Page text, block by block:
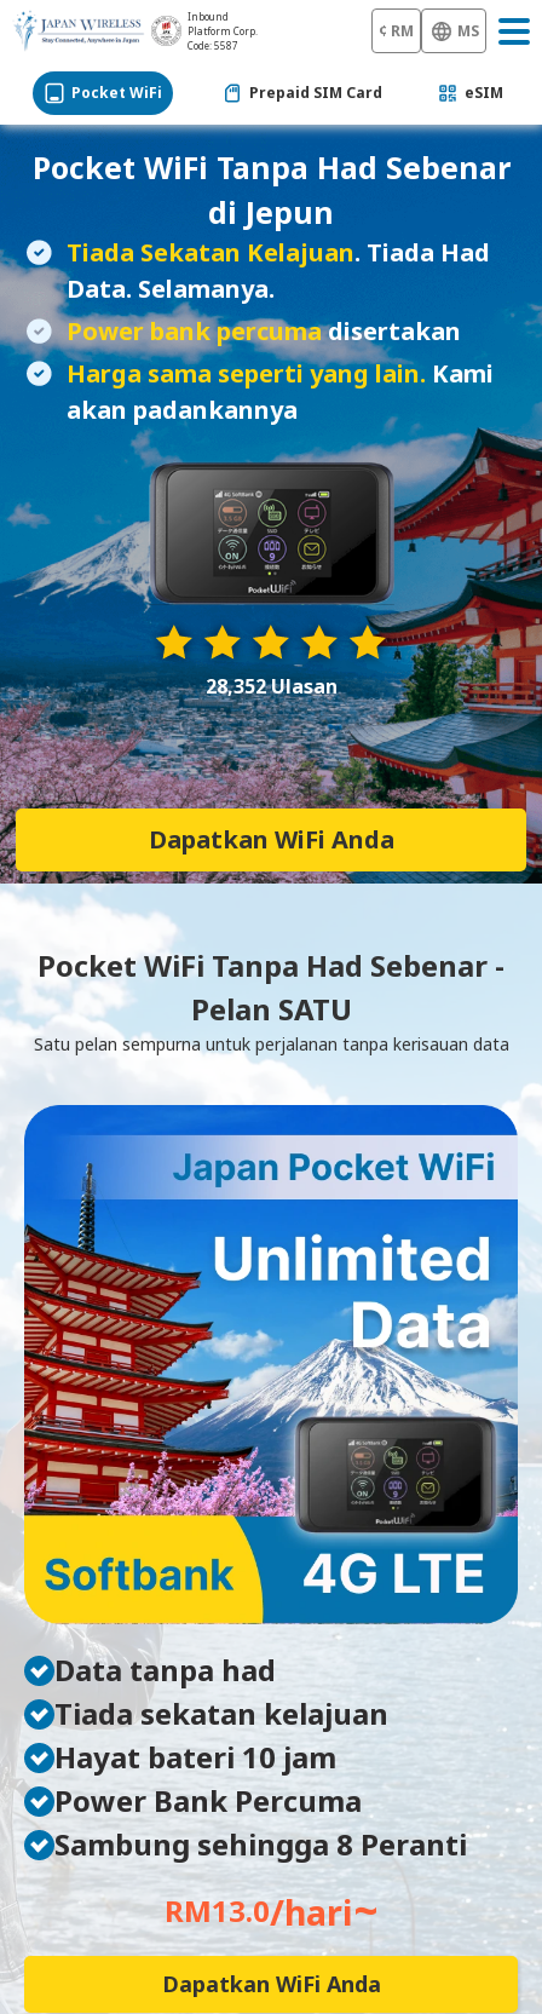
Inbound
Platform Corp.
Code: 5587
¢ RM MS
Pocket WiFi Prepaid SIM Card eSIM
Pocket WiFi Tanpa Had Sebenar
di Jepun
Tiada Sekatan Kelajuan. Tiada Had
Data. Selamanya.
Power bank percumadisertakan
Harga sama seperti yang lain. Kami
akan padankannya
28,352 Ulasan
Dapatkan WiFi Anda
Pocket WiFi Tanpa Had Sebenar -
Pelan SATU
Satu pelan sempurna untuk perjalanan tanpa kerisauan data
Data tanpa had
Tiada sekatan kelajuan
Hayat bateri 10 jam
Power Bank Percuma
Sambung sehingga 8 Peranti
RM13.0/hari~
Dapatkan WiFi Anda